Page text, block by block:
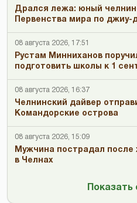
Дрался лежа: юный
Первенства мира по джиу-
08 августа 2026, 17:51
Рустам Минниханов
подготовить школы к 1
08 августа 2026, 16:37
Челнинский дайвер
Командорские острова
08 августа 2026, 15:09
Мужчина пострадал после
в Челнах